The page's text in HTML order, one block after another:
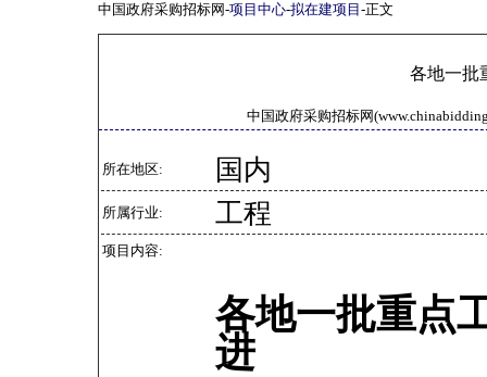
中国政府采购招标网-项目中心-拟在建项目 -正文
各地一批
中国政府采购招标网
所在地区: 国内
所属行业: 工程
项目内容:
各地一批重点
进